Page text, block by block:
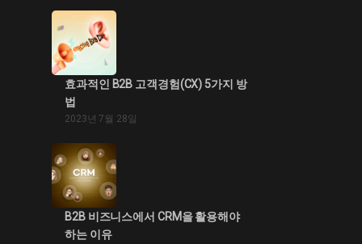
효과적인 B2B 고객경험(CX) 5가지 방
법
2023년 7월 28일
B2B 비즈니스에서 CRM을 활용해야
하는 이유